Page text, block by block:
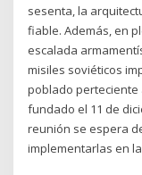
sesenta, la
fiable. Además, en
escalada
misiles soviéticos
poblado perteciente
fundado el 11 de
reunión se espera
implementarlas en